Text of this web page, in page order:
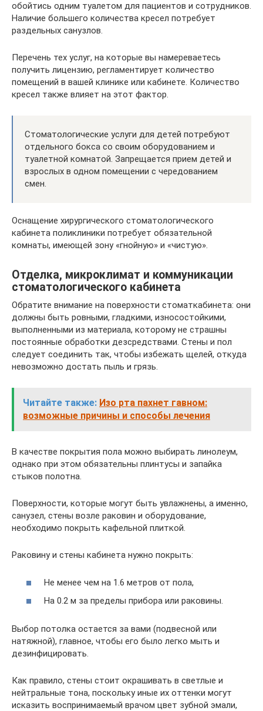
обойтись одним туалетом для пациентов и сотрудников.
Наличие большего количества кресел потребует
раздельных санузлов.
Перечень тех услуг, на которые вы намереваетесь
получить лицензию, регламентирует количество
помещений в вашей клинике или кабинете. Количество
кресел также влияет на этот фактор.
Стоматологические услуги для детей потребуют
отдельного бокса со своим оборудованием и
туалетной комнатой. Запрещается прием детей и
взрослых в одном помещении с чередованием
смен.
Оснащение хирургического стоматологического
кабинета поликлиники потребует обязательной
комнаты, имеющей зону «гнойную» и «чистую».
Отделка, микроклимат и коммуникации
стоматологического кабинета
Обратите внимание на поверхности стоматкабинета: они
должны быть ровными, гладкими, износостойкими,
выполненными из материала, которому не страшны
постоянные обработки дезсредствами. Стены и пол
следует соединить так, чтобы избежать щелей, откуда
невозможно достать пыль и грязь.
Читайте также: Изо рта пахнет гавном:
возможные причины и способы лечения
В качестве покрытия пола можно выбирать линолеум,
однако при этом обязательны плинтусы и запайка
стыков полотна.
Поверхности, которые могут быть увлажнены, а именно,
санузел, стены возле раковин и оборудование,
необходимо покрыть кафельной плиткой.
Раковину и стены кабинета нужно покрыть:
Не менее чем на 1.6 метров от пола,
На 0.2 м за пределы прибора или раковины.
Выбор потолка остается за вами (подвесной или
натяжной), главное, чтобы его было легко мыть и
дезинфицировать.
Как правило, стены стоит окрашивать в светлые и
нейтральные тона, поскольку иные их оттенки могут
исказить воспринимаемый врачом цвет зубной эмали,